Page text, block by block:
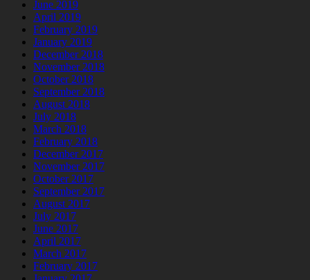
June 2019
April 2019
February 2019
January 2019
December 2018
November 2018
October 2018
September 2018
August 2018
July 2018
March 2018
February 2018
December 2017
November 2017
October 2017
September 2017
August 2017
July 2017
June 2017
April 2017
March 2017
February 2017